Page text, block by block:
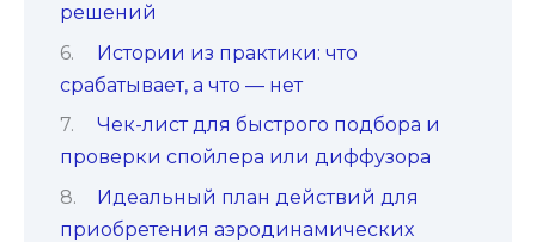
решений
Истории из практики: что
срабатывает, а что — нет
Чек-лист для быстрого подбора и
проверки спойлера или диффузора
Идеальный план действий для
приобретения аэродинамических